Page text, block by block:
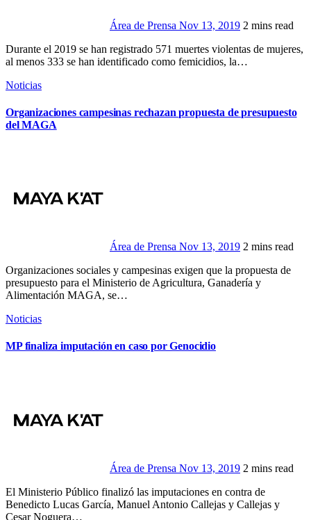
Área de Prensa Nov 13, 2019 2 mins read
Durante el 2019 se han registrado 571 muertes violentas de mujeres,
al menos 333 se han identificado como femicidios, la…
Noticias
Organizaciones campesinas rechazan propuesta de presupuesto
del MAGA
Área de Prensa Nov 13, 2019 2 mins read
Organizaciones sociales y campesinas exigen que la propuesta de
presupuesto para el Ministerio de Agricultura, Ganadería y
Alimentación MAGA, se…
Noticias
MP finaliza imputación en caso por Genocidio
Área de Prensa Nov 13, 2019 2 mins read
El Ministerio Público finalizó las imputaciones en contra de
Benedicto Lucas García, Manuel Antonio Callejas y Callejas y
Cesar Noguera…